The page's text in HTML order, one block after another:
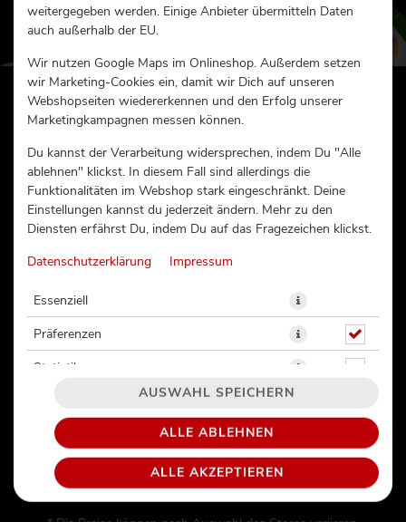
weitergegeben werden. Einige Anbieter übermitteln Daten
auch außerhalb der EU.
Wir nutzen Google Maps im Onlineshop. Außerdem setzen
wir Marketing-Cookies ein, damit wir Dich auf unseren
Webshopseiten wiedererkennen und den Erfolg unserer
Marketingkampagnen messen können.
Du kannst der Verarbeitung widersprechen, indem Du "Alle
ablehnen" klickst. In diesem Fall sind allerdings die
Funktionalitäten im Webshop stark eingeschränkt. Deine
Einstellungen kannst du jederzeit ändern. Mehr zu den
Diensten erfährst Du, indem Du auf das Fragezeichen klickst.
Datenschutzerklärung Impressum
Essenziell
Präferenzen
Statistiken
AUSWAHL SPEICHERN
ALLE ABLEHNEN
ALLE AKZEPTIEREN
ASAHI 0,3L
2,60 € *